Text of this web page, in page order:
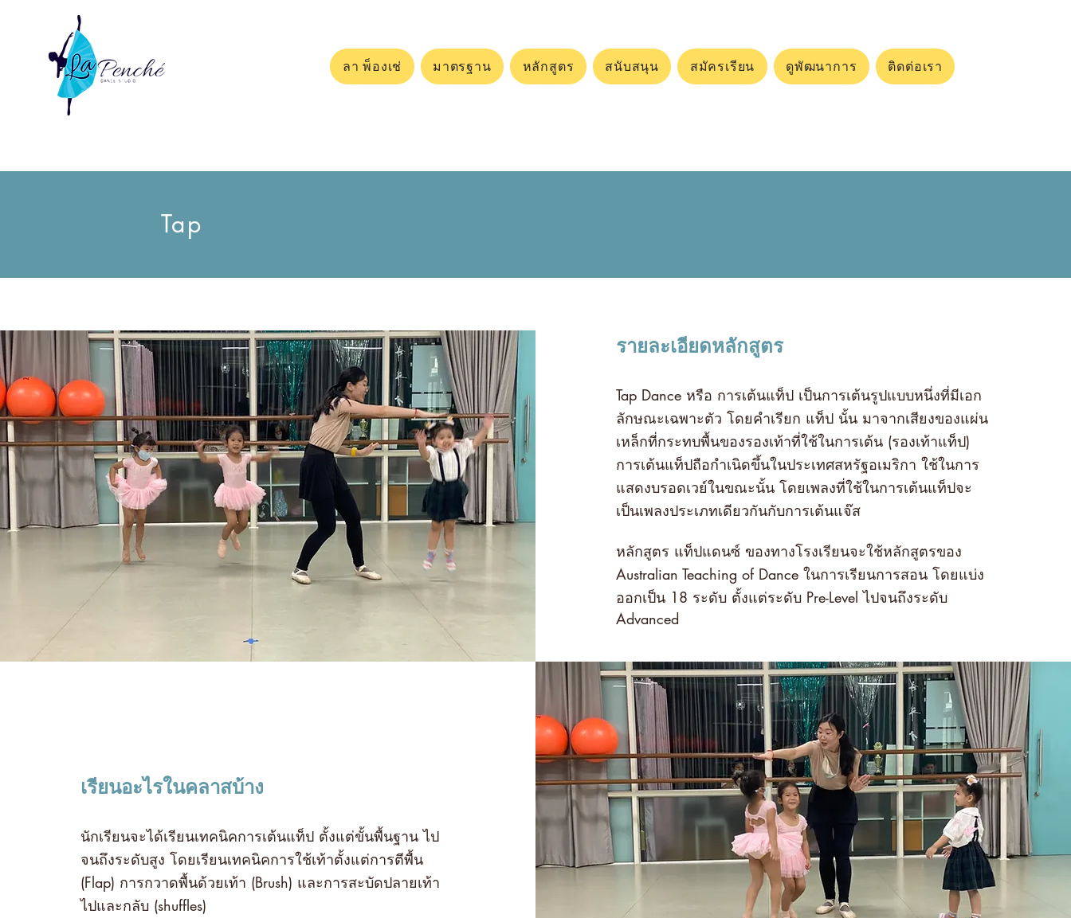
ลา พ็องเช่ มาตรฐาน หลักสูตร สนับสนุน สมัครเรียน ดูพัฒนาการ ติดต่อเรา
Tap
รายละเอียดหลักสูตร
Tap Dance หรือ การเต้นแท็ป เป็นการเต้นรูปแบบหนึ่งที่มีเอก
ลักษณะเฉพาะตัว โดยคำเรียก แท็ป นั้น มาจากเสียงของแผ่น
เหล็กที่กระทบพื้นของรองเท้าที่ใช้ในการเต้น (รองเท้าแท็ป)
การเต้นแท็ปถือกำเนิดขึ้นในประเทศสหรัฐอเมริกา ใช้ในการ
แสดงบรอดเวย์ในขณะนั้น โดยเพลงที่ใช้ในการเต้นแท็ปจะ
เป็นเพลงประเภทเดียวกันกับการเต้นแจ๊ส
หลักสูตร แท็ปแดนซ์ ของทางโรงเรียนจะใช้หลักสูตรของ
Australian Teaching of Dance ในการเรียนการสอน โดยแบ่ง
ออกเป็น 18 ระดับ ตั้งแต่ระดับ Pre-Level ไปจนถึงระดับ
Advanced
เรียนอะไรในคลาสบ้าง
นักเรียนจะได้เรียนเทคนิคการเต้นแท็ป ตั้งแต่ขั้นพื้นฐาน ไป
จนถึงระดับสูง โดยเรียนเทคนิคการใช้เท้าตั้งแต่การตีพื้น
(Flap) การกวาดพื้นด้วยเท้า (Brush) และการสะบัดปลายเท้า
ไปและกลับ (shuffles)